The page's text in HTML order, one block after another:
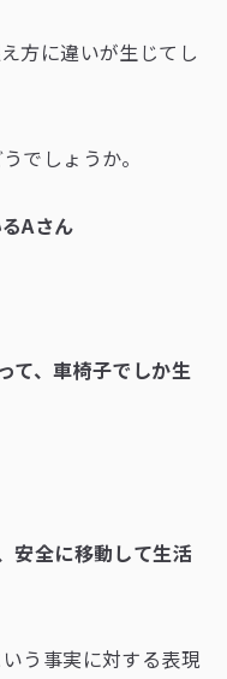
方に違いが生じてし
でしょうか。
Aさん
て、車椅子でしか生
安全に移動して生活
いう事実に対する表現